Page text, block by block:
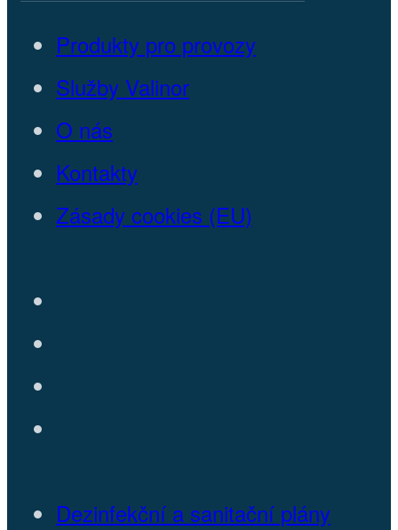
Produkty pro provozy
Služby Valinor
O nás
Kontakty
Zásady cookies (EU)
Dezinfekční a sanitační plány